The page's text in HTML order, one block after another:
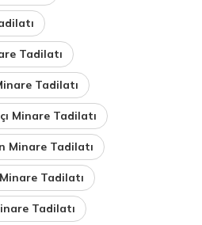
Tadilatı
Tadilatı
Minare Tadilatı
Minare Tadilatı
Tadilatı
Tadilatı